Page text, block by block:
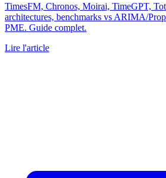
TimesFM, Chronos, Moirai, TimeGPT,
architectures, benchmarks vs ARIMA/
PME. Guide complet.
Lire l'article